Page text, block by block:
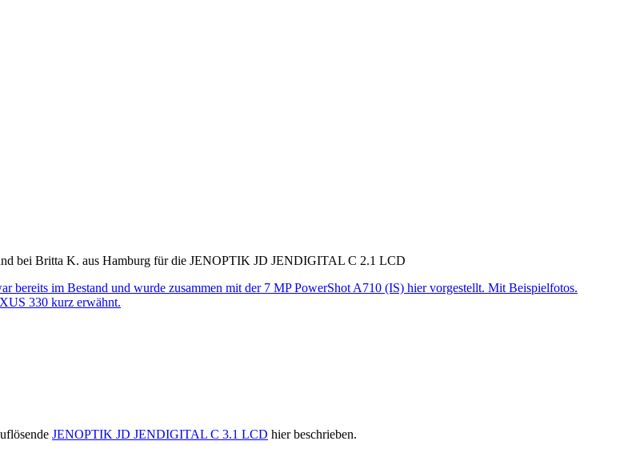
bei Britta K. aus Hamburg für die JENOPTIK JD JENDIGITAL C 2.1 LCD
im Bestand und wurde zusammen mit der 7 MP PowerShot A710 (IS) hier vorgestellt. Mit Beispielfotos.
330 kurz erwähnt.
JENOPTIK JD JENDIGITAL C 3.1 LCD hier beschrieben.